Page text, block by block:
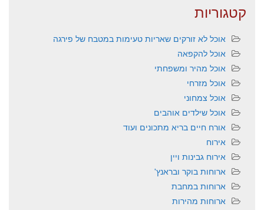
קטגוריות
אוכל לא זורקים שאריות טעימות במטבח של פירגה
אוכל להקפאה
אוכל מהיר ומשפחתי
אוכל מזרחי
אוכל צמחוני
אוכל שילדים אוהבים
אורח חיים בריא מתכונים ועוד
אירוח
אירוח גבינות ויין
ארוחות בוקר ובראנץ'
ארוחות במחבת
ארוחות מהירות